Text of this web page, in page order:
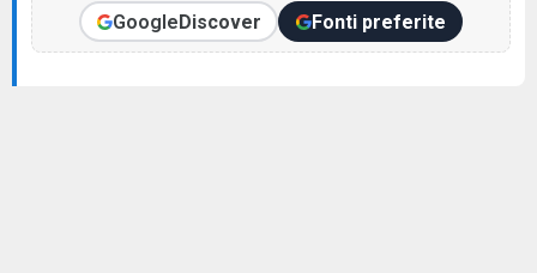
GoogleDiscover Fonti preferite